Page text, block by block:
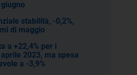
stabilità, -0,2%,
di maggio
a +22,4% per i
2023, ma spesa
a -3,9%